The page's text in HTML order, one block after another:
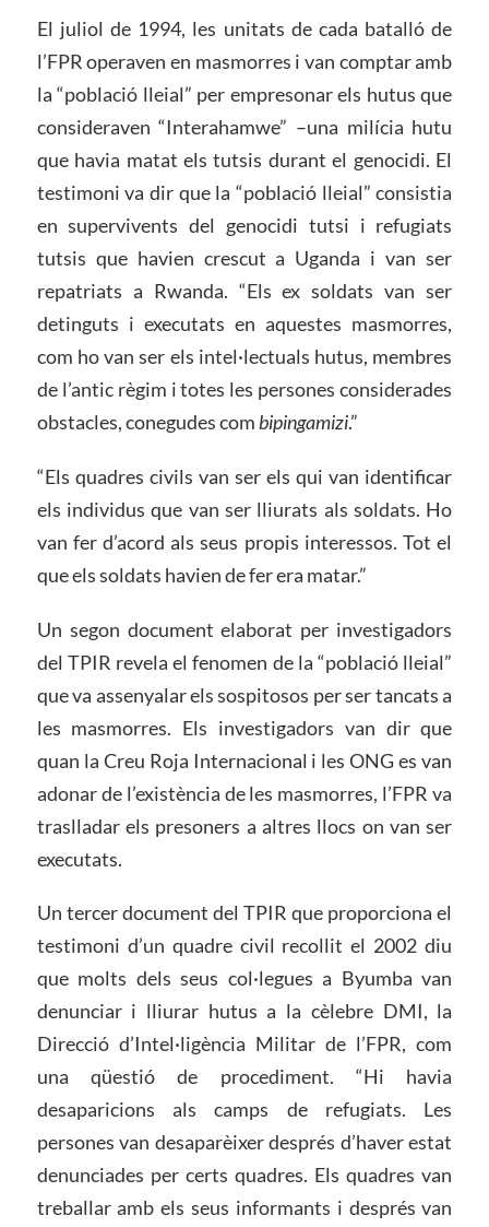
El juliol de 1994, les unitats de cada batalló de
l’FPR operaven en masmorres i van comptar amb
la “població lleial” per empresonar els hutus que
consideraven “Interahamwe” –una milícia hutu
que havia matat els tutsis durant el genocidi. El
testimoni va dir que la “població lleial” consistia
en supervivents del genocidi tutsi i refugiats
tutsis que havien crescut a Uganda i van ser
repatriats a Rwanda. “Els ex soldats van ser
detinguts i executats en aquestes masmorres,
com ho van ser els intel·lectuals hutus, membres
de l’antic règim i totes les persones considerades
obstacles, conegudes com bipingamizi.”
“Els quadres civils van ser els qui van identificar
els individus que van ser lliurats als soldats. Ho
van fer d’acord als seus propis interessos. Tot el
que els soldats havien de fer era matar.”
Un segon document elaborat per investigadors
del TPIR revela el fenomen de la “població lleial”
que va assenyalar els sospitosos per ser tancats a
les masmorres. Els investigadors van dir que
quan la Creu Roja Internacional i les ONG es van
adonar de l’existència de les masmorres, l’FPR va
traslladar els presoners a altres llocs on van ser
executats.
Un tercer document del TPIR que proporciona el
testimoni d’un quadre civil recollit el 2002 diu
que molts dels seus col·legues a Byumba van
denunciar i lliurar hutus a la cèlebre DMI, la
Direcció d’Intel·ligència Militar de l’FPR, com
una qüestió de procediment. “Hi havia
desaparicions als camps de refugiats. Les
persones van desaparèixer després d’haver estat
denunciades per certs quadres. Els quadres van
treballar amb els seus informants i després van